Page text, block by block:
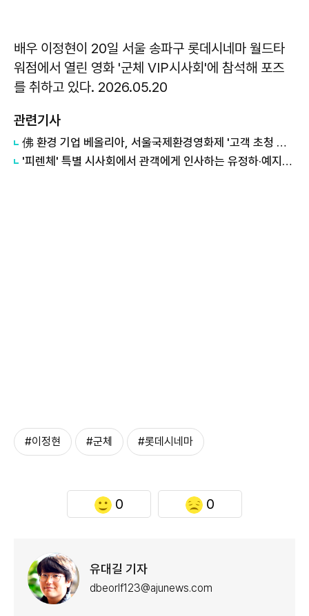
배우 이정현이 20일 서울 송파구 롯데시네마 월드타
워점에서 열린 영화 '군체 VIP시사회'에 참석해 포즈
를 취하고 있다. 2026.05.20
관련기사
佛 환경 기업 베올리아, 서울국제환경영화제 '고객 초청 특별 시사회' 성료
'피렌체' 특별 시사회에서 관객에게 인사하는 유정하·예지원·이창열 감독
#이정현 #군체 #롯데시네마
0 0
유대길 기자
dbeorlf123@ajunews.com